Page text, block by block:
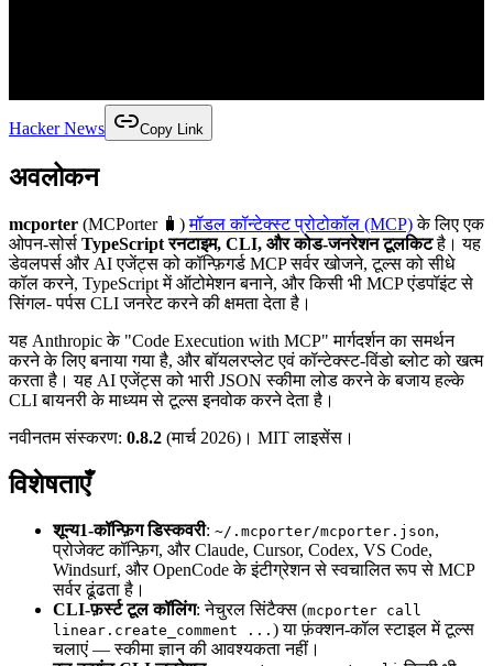
Hacker News Copy Link
अवलोकन
mcporter (MCPorter 🧳)मॉडल कॉन्टेक्स्ट प्रोटोकॉल (MCP)के लिए एक
ओपन-सोर्स TypeScript रनटाइम, CLI, और कोड-जनरेशन टूलकिटहै। यह
डेवलपर्स और AI एजेंट्स को कॉन्फ़िगर्ड MCP सर्वर खोजने, टूल्स को सीधे
कॉल करने, TypeScript में ऑटोमेशन बनाने, और किसी भी MCP एंडपॉइंट से
सिंगल- पर्पस CLI जनरेट करने की क्षमता देता है।
यह Anthropic के "Code Execution with MCP" मार्गदर्शन का समर्थन
करने के लिए बनाया गया है, और बॉयलरप्लेट एवं कॉन्टेक्स्ट-विंडो ब्लोट को खत्म
करता है। यह AI एजेंट्स को भारी JSON स्कीमा लोड करने के बजाय हल्के
CLI बायनरी के माध्यम से टूल्स इनवोक करने देता है।
नवीनतम संस्करण: 0.8.2 (मार्च 2026)। MIT लाइसेंस।
विशेषताएँ
शून्य1-कॉन्फ़िग डिस्कवरी: ~/.mcporter/mcporter.json,
प्रोजेक्ट कॉन्फ़िग, और Claude, Cursor, Codex, VS Code,
Windsurf, और OpenCode के इंटीग्रेशन से स्वचालित रूप से MCP
सर्वर ढूंढता है।
CLI-फ़र्स्ट टूल कॉलिंग: नेचुरल सिंटैक्स (mcporter call
linear.create_comment ... ) या फ़ंक्शन-कॉल स्टाइल में टूल्स
चलाएं — स्कीमा ज्ञान की आवश्यकता नहीं।